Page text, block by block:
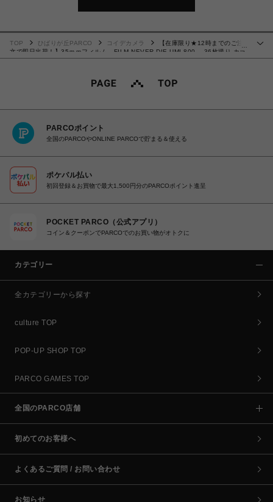
…
TOP ひばりが丘PARCO コイデカメラ
【在庫限り★12時までのご注
文で即日出荷！】35ｍｍフィルム FILM NEVER DIE UMI 800 36枚撮り カラ
ーネガフィルム
PARCOポイント
全国のPARCOやONLINE PARCOで貯まる＆使える
ポケパル払い
初回登録＆お買物で最大1,500円分のPARCOポイント進呈
POCKET PARCO（公式アプリ）
コイン＆クーポンでPARCOでのお買い物がオトクに
カテゴリー
全カテゴリーから探す
culture TOP
POP-UP SHOP TOP
PARCO GAMES TOP
全国のPARCO店舗
初めてのお客様へ
よくあるご質問 / お問い合わせ
お知らせ